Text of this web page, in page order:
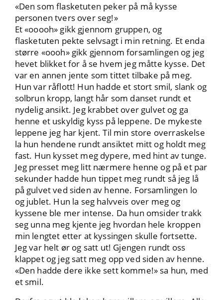
«Den som flasketuten peker på må kysse
personen tvers over seg!»
Et «ooooh» gikk gjennom gruppen, og
flasketuten pekte selvsagt i min retning. Et enda
større «oooh» gikk gjennom forsamlingen og jeg
hevet blikket for å se hvem jeg måtte kysse. Det
var en annen jente som tittet tilbake på meg.
Hun var råflott! Hun hadde et stort smil, slank og
solbrun kropp, langt hår som danset rundt et
nydelig ansikt. Jeg krabbet over gulvet og ga
henne et uskyldig kyss på leppene. De mykeste
leppene jeg har kjent. Til min store overraskelse
la hun hendene rundt ansiktet mitt og holdt meg
fast. Hun kysset meg dypere, med hint av tunge.
Jeg presset meg litt nærmere henne og på et par
sekunder hadde hun tippet meg rundt så jeg lå
på gulvet ved siden av henne. Forsamlingen lo
og jublet. Hun la seg halvveis over meg og
kyssene ble mer intense. Da hun omsider trakk
seg unna meg kjente jeg hvordan hele kroppen
min lengtet etter at kyssingen skulle fortsette.
Jeg var helt ør og satt ut! Gjengen rundt oss
klappet og jeg satt meg opp ved siden av henne.
«Den hadde dere ikke sett komme!» sa hun, med
et smil.